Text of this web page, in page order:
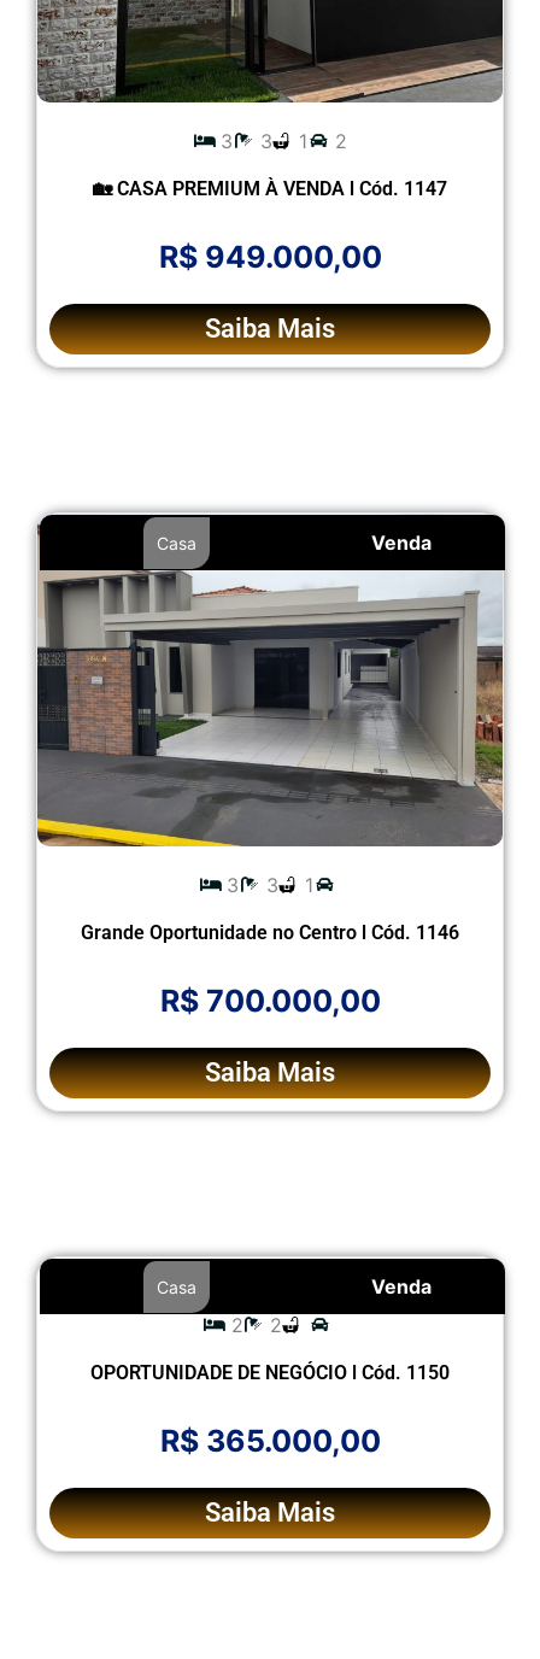
3 3 1 2
🏡 CASA PREMIUM À VENDA l Cód. 1147
R$ 949.000,00
Saiba Mais
Venda
Casa
3 3 1
Grande Oportunidade no Centro l Cód. 1146
R$ 700.000,00
Saiba Mais
Venda
Casa
2 2
OPORTUNIDADE DE NEGÓCIO l Cód. 1150
R$ 365.000,00
Saiba Mais